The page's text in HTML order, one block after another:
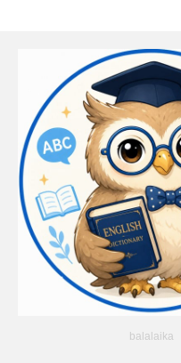
balalaika